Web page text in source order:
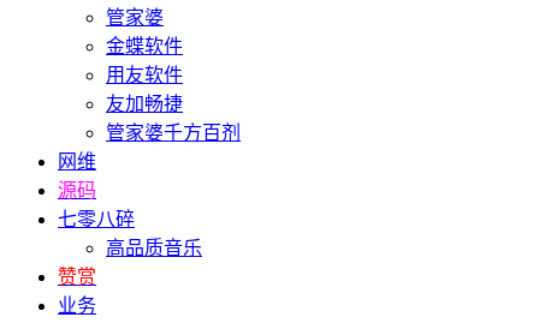
管家婆
金蝶软件
用友软件
友加畅捷
管家婆千方百剂
网维
源码
七零八碎
高品质音乐
赞赏
业务